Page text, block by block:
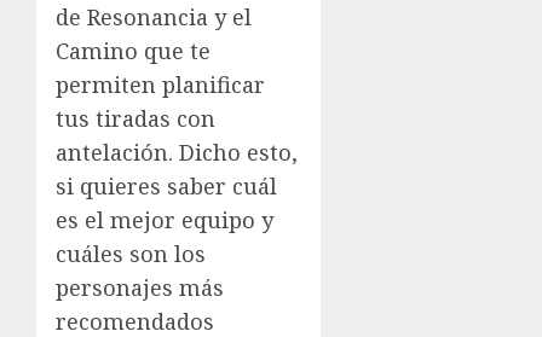
de Resonancia y el
Camino que te
permiten planificar
tus tiradas con
antelación. Dicho esto,
si quieres saber cuál
es el mejor equipo y
cuáles son los
personajes más
recomendados